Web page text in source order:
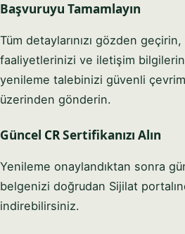
Başvuruyu Tamamlayın
Tüm detaylarınızı gözden
faaliyetlerinizi ve iletişim
yenileme talebinizi güvenli
üzerinden gönderin.
Güncel CRSertifikanızı Alın
Yenileme onaylandıktan sonra
belgenizi doğrudan Sijilat
indirebilirsiniz.